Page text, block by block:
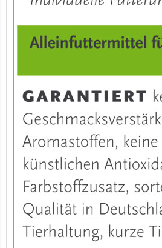
12er-VE Ente, Reis und Karotten 400